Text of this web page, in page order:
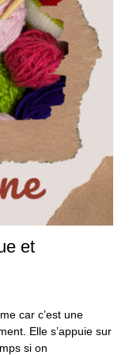
et
car c’est une
Elle s’appuie sur
si on